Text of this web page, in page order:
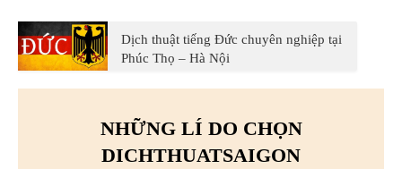
Dịch thuật tiếng Đức chuyên nghiệp tại
Phúc Thọ – Hà Nội
NHỮNG LÍ DO CHỌN
DICHTHUATSAIGON